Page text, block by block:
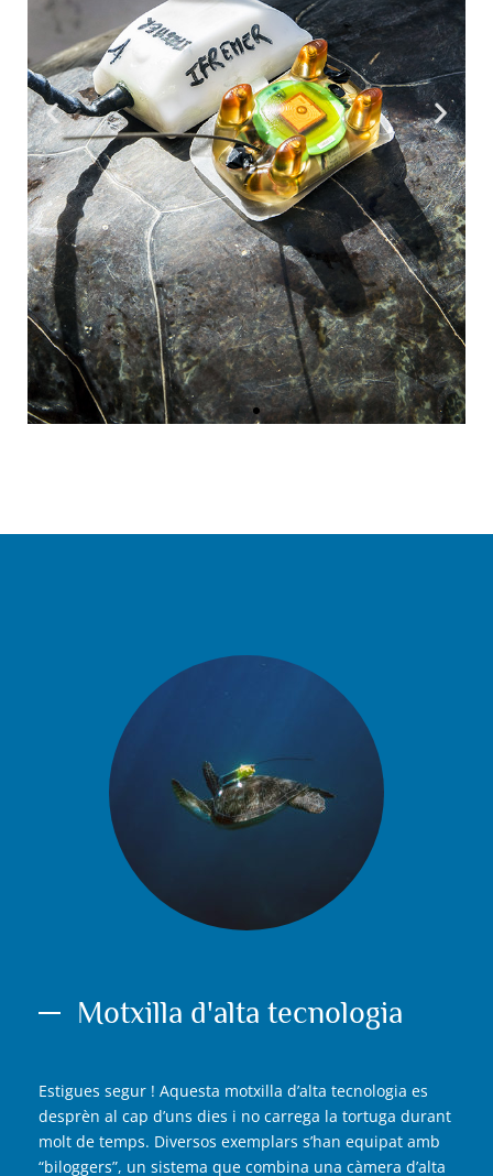
Motxilla d'alta tecnologia
Estigues segur ! Aquesta motxilla d’alta tecnologia es
desprèn al cap d’uns dies i no carrega la tortuga durant
molt de temps. Diversos exemplars s’han equipat amb
“biloggers”, un sistema que combina una càmera d’alta